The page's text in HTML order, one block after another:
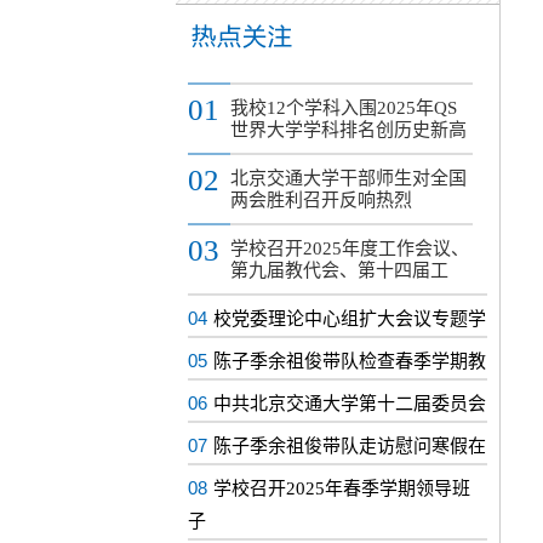
01
我校12个学科入围2025年QS
世界大学学科排名创历史新高
02
北京交通大学干部师生对全国
两会胜利召开反响热烈
03
学校召开2025年度工作会议、
第九届教代会、第十四届工
04 校党委理论中心组扩大会议专题学
05 陈子季余祖俊带队检查春季学期教
06 中共北京交通大学第十二届委员会
07 陈子季余祖俊带队走访慰问寒假在
08 学校召开2025年春季学期领导班
子